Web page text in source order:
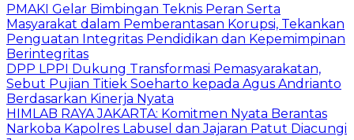
PMAKI Gelar Bimbingan Teknis Peran Serta
Masyarakat dalam Pemberantasan Korupsi, Tekankan
Penguatan Integritas Pendidikan dan Kepemimpinan
Berintegritas
DPP LPPI Dukung Transformasi Pemasyarakatan,
Sebut Pujian Titiek Soeharto kepada Agus Andrianto
Berdasarkan Kinerja Nyata
HIMLAB RAYA JAKARTA: Komitmen Nyata Berantas
Narkoba Kapolres Labusel dan Jajaran Patut Diacungi